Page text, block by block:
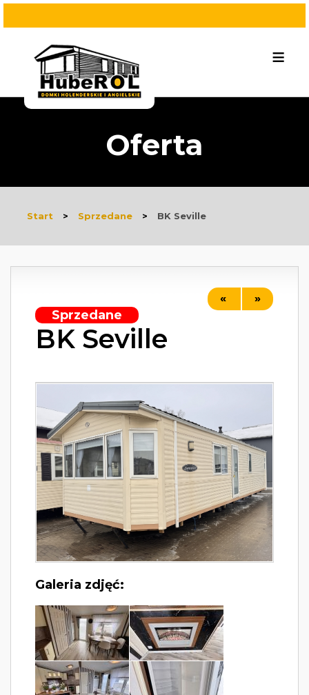
≡
Oferta
Start > Sprzedane > BK Seville
« »
Sprzedane
BK Seville
Galeria zdjęć: